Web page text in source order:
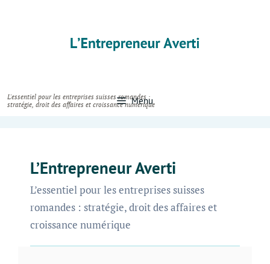
Menu
L’Entrepreneur Averti
L’essentiel pour les entreprises suisses
romandes : stratégie, droit des affaires et
croissance numérique